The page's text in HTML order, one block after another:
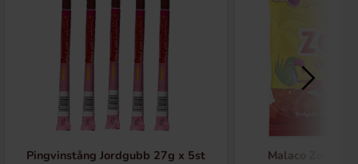
Pingvinstång Jordgubb 27g x 5st Malaco Zoo